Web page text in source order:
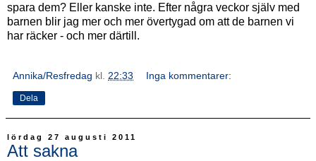
spara dem? Eller kanske inte. Efter några veckor själv med
barnen blir jag mer och mer övertygad om att de barnen vi
har räcker - och mer därtill.
Annika/Resfredag kl. 22:33 Inga kommentarer:
Dela
lördag 27 augusti 2011
Att sakna